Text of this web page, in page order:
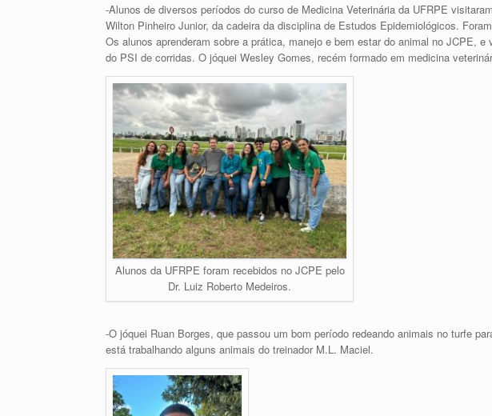
-Alunos de diversos períodos do curso de Medicina Veterinária da UFRPE
Wilton Pinheiro Junior, da cadeira da disciplina de Estudos Epidemiológicos.
Os alunos aprenderam sobre a prática, manejo e bem estar do animal no JCPE,
do PSI de corridas. O jóquei Wesley Gomes, recém formado em medicina
Alunos da UFRPE foram recebidos no JCPE pelo
Dr. Luiz Roberto Medeiros.
-O jóquei Ruan Borges, que passou um bom período redeando animais no turfe
está trabalhando alguns animais do treinador M.L. Maciel.